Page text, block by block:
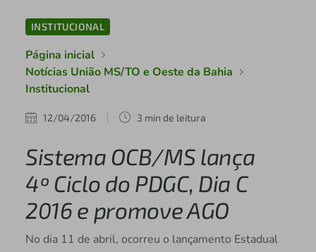
INSTITUCIONAL
Página inicial
Notícias União MS/TO e Oeste da Bahia
Institucional
12/04/2016 3 min de leitura
Sistema OCB/MS lança
4º Ciclo do PDGC, Dia C
2016 e promove AGO
No dia 11 de abril, ocorreu o lançamento Estadual